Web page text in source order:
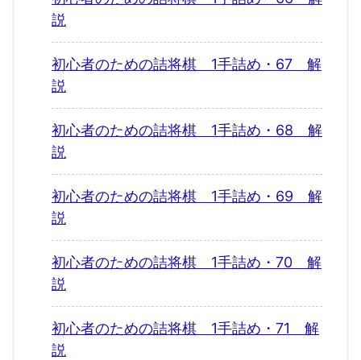
説
初心者のための詰将棋 1手詰め・67 解
説
初心者のための詰将棋 1手詰め・68 解
説
初心者のための詰将棋 1手詰め・69 解
説
初心者のための詰将棋 1手詰め・70 解
説
初心者のための詰将棋 1手詰め・71 解
説